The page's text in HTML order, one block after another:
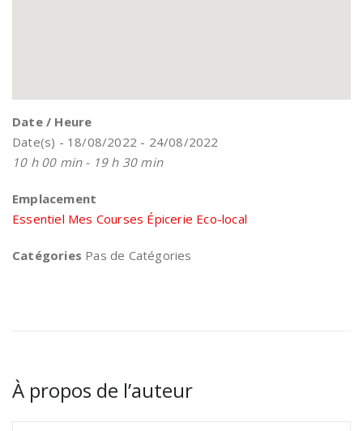
Date / Heure
Date(s) - 18/08/2022 - 24/08/2022
10 h 00 min - 19 h 30 min
Emplacement
Essentiel Mes Courses Épicerie Eco-local
Catégories Pas de Catégories
À propos de l’auteur